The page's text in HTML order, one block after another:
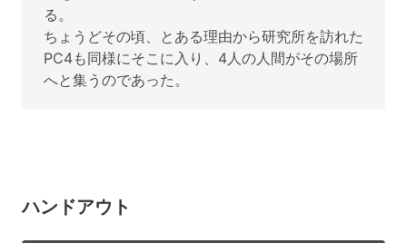
る。
ちょうどその頃、とある理由から研究所を訪れた
PC4も同様にそこに入り、4人の人間がその場所
へと集うのであった。
ハンドアウト